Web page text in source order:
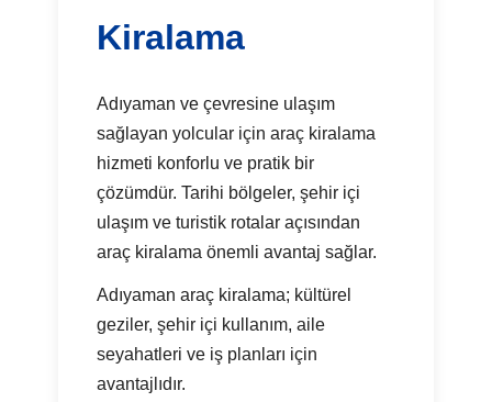
Kiralama
Adıyaman ve çevresine ulaşım
sağlayan yolcular için araç kiralama
hizmeti konforlu ve pratik bir
çözümdür. Tarihi bölgeler, şehir içi
ulaşım ve turistik rotalar açısından
araç kiralama önemli avantaj sağlar.
Adıyaman araç kiralama; kültürel
geziler, şehir içi kullanım, aile
seyahatleri ve iş planları için
avantajlıdır.